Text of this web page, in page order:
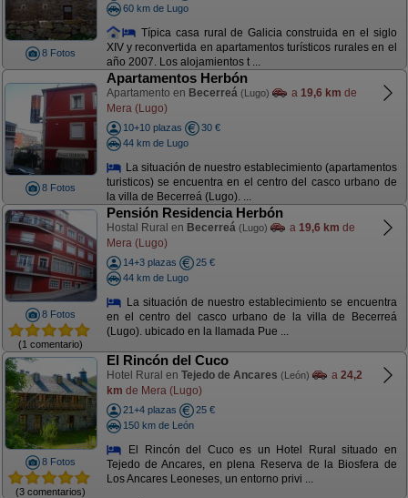
8 Fotos
60 km de Lugo
Típica casa rural de Galicia construida en el siglo
XIV y reconvertida en apartamentos turísticos rurales en el
año 2007. Los alojamientos t ...
8 Fotos
Apartamentos Herbón
Apartamento en Becerreá (Lugo) a 19,6 km de
Mera (Lugo)
10+10 plazas
30 €
44 km de Lugo
La situación de nuestro establecimiento (apartamentos
turisticos) se encuentra en el centro del casco urbano de
la villa de Becerreá (Lugo). ...
8 Fotos
(1 comentario)
Pensión Residencia Herbón
Hostal Rural en Becerreá (Lugo) a 19,6 km de
Mera (Lugo)
14+3 plazas
25 €
44 km de Lugo
La situación de nuestro establecimiento se encuentra
en el centro del casco urbano de la villa de Becerreá
(Lugo). ubicado en la llamada Pue ...
8 Fotos
(3 comentarios)
El Rincón del Cuco
Hotel Rural en Tejedo de Ancares (León) a 24,2
km de Mera (Lugo)
21+4 plazas
25 €
150 km de León
El Rincón del Cuco es un Hotel Rural situado en
Tejedo de Ancares, en plena Reserva de la Biosfera de
Los Ancares Leoneses, un entorno privi ...